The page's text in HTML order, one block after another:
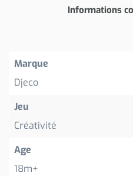
Informations
Marque
Djeco
Jeu
Créativité
Age
18m+